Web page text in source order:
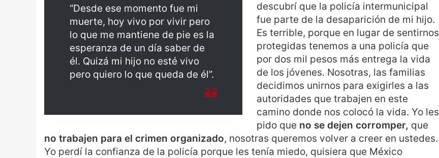
“Desde ese momento fue mi
muerte, hoy vivo por vivir pero
lo que me mantiene de pie es la
esperanza de un día saber de
él. Quizá mi hijo no esté vivo
pero quiero lo que queda de él”.
descubrí que la policía intermunicipal
fue parte de la desaparición de mi hijo.
Es terrible, porque en lugar de sentirnos
protegidas tenemos a una policía que
por dos mil pesos más entrega la vida
de los jóvenes. Nosotras, las familias
decidimos unirnos para exigirles a las
autoridades que trabajen en este
camino donde nos colocó la vida. Yo les
pido que no se dejen corromper, que
no trabajen para el crimen organizado, nosotras queremos volver a creer en ustedes.
Yo perdí la confianza de la policía porque les tenía miedo, quisiera que México